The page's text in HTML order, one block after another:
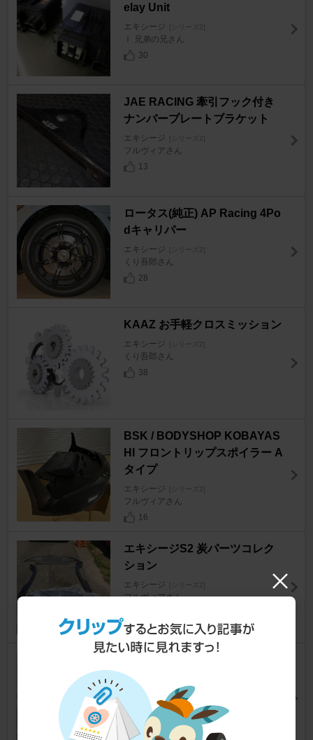
elay Unit
エキシージ [シリーズ2]
Ｉ 兄弟の兄さん
30
JAE RACING 牽引フック付き
ナンバープレートブラケット
エキシージ [シリーズ2]
フルヴィアさん
13
ロータス(純正) AP Racing 4Po
dキャリパー
エキシージ [シリーズ2]
くり吾郎さん
28
KAAZ お手軽クロスミッション
エキシージ [シリーズ2]
くり吾郎さん
38
BSK / BODYSHOP KOBAYAS
HI フロントリップスポイラー A
タイプ
エキシージ [シリーズ2]
フルヴィアさん
16
エキシージS2 炭パーツコレク
ション
エキシージ [シリーズ2]
フルヴィアさん
エキシージ
あっち＠静岡さん